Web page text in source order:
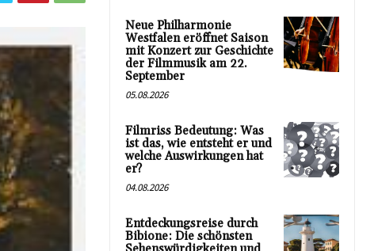
Neue Philharmonie
Westfalen eröffnet Saison
mit Konzert zur Geschichte
der Filmmusik am 22.
September
05.08.2026
Filmriss Bedeutung: Was
ist das, wie entsteht er und
welche Auswirkungen hat
er?
04.08.2026
Entdeckungsreise durch
Bibione: Die schönsten